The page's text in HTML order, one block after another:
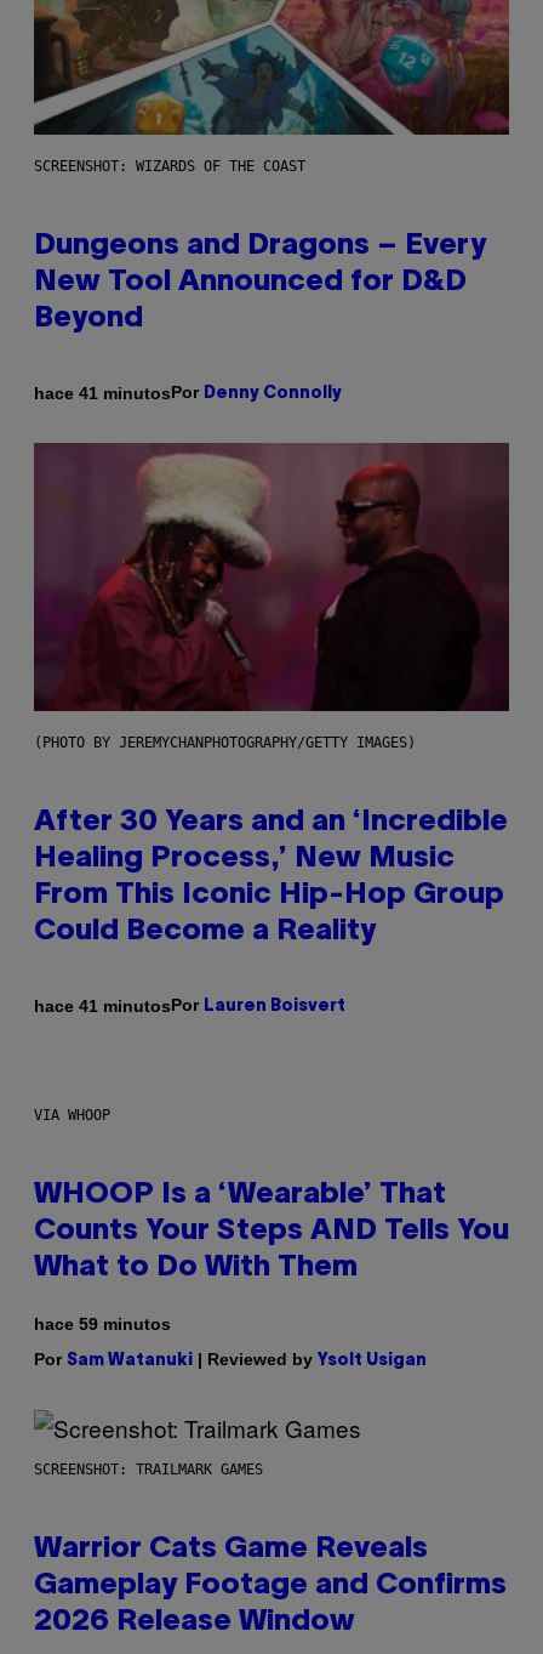
SCREENSHOT: WIZARDS OF THE COAST
Dungeons and Dragons – Every
New Tool Announced for D&D
Beyond
hace 41 minutosPor Denny Connolly
(PHOTO BY JEREMYCHANPHOTOGRAPHY/GETTY IMAGES)
After 30 Years and an ‘Incredible
Healing Process,’ New Music
From This Iconic Hip-Hop Group
Could Become a Reality
hace 41 minutosPor Lauren Boisvert
VIA WHOOP
WHOOP Is a ‘Wearable’ That
Counts Your Steps AND Tells You
What to Do With Them
hace 59 minutos
Por Sam Watanuki | Reviewed by Ysolt Usigan
SCREENSHOT: TRAILMARK GAMES
Warrior Cats Game Reveals
Gameplay Footage and Confirms
2026 Release Window